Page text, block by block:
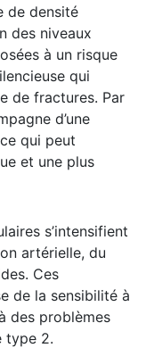
de densité
des niveaux
à un risque
qui
de fractures. Par
d’une
qui peut
et une plus
s’intensifient
artérielle, du
Ces
de la sensibilité à
des problèmes
type 2.